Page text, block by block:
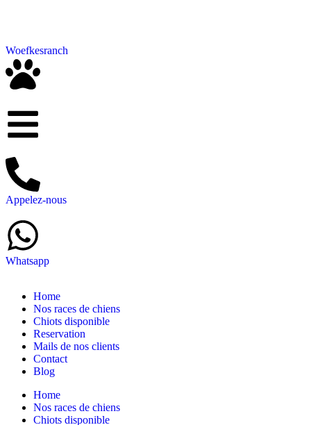
Woefkesranch
Appelez-nous
Whatsapp
Home
Nos races de chiens
Chiots disponible
Reservation
Mails de nos clients
Contact
Blog
Home
Nos races de chiens
Chiots disponible